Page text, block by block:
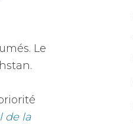
Le
de la